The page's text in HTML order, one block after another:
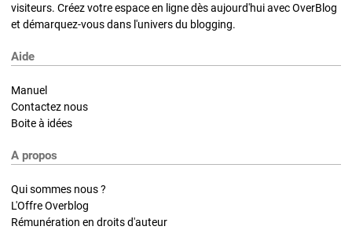
visiteurs. Créez votre espace en ligne dès aujourd'hui avec OverBlog
et démarquez-vous dans l'univers du blogging.
Aide
Manuel
Contactez nous
Boite à idées
A propos
Qui sommes nous ?
L'Offre Overblog
Rémunération en droits d'auteur